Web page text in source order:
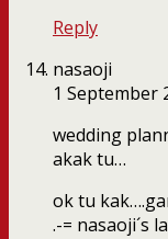
Reply
nasaoji
1 September
wedding
akak tu…
ok tu
.-= nasaoji´s